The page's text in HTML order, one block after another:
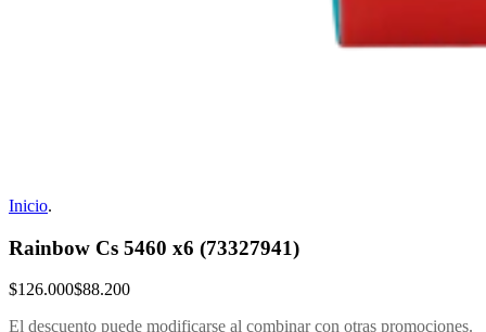
Inicio.
Rainbow Cs 5460 x6 (73327941)
$126.000$88.200
El descuento puede modificarse al combinar con otras promociones.